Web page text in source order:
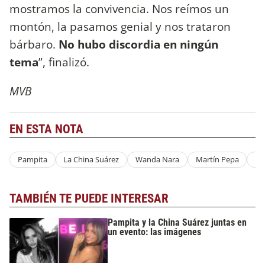
mostramos la convivencia. Nos reímos un
montón, la pasamos genial y nos trataron
bárbaro. No hubo discordia en ningún
tema”, finalizó.
MVB
EN ESTA NOTA
Pampita La China Suárez Wanda Nara Martín Pepa
TAMBIÉN TE PUEDE INTERESAR
Pampita y la China Suárez juntas en
un evento: las imágenes